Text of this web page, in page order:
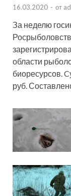
16.03.2020 - от
За неделю
области
биоресурсов.
руб.